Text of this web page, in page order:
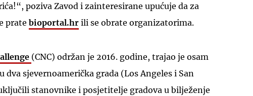
poziva Zavod i zainteresirane upućuje da za
prate bioportal.hr ili se obrate organizatorima.
(CNC) održan je 2016. godine, trajao je osam
dva sjevernoamerička grada (Los Angeles i San
stanovnike i posjetitelje gradova u bilježenje